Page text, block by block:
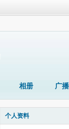
相册 广播
个人资料